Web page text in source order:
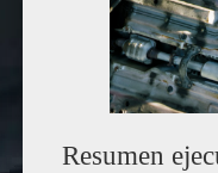
Resumen